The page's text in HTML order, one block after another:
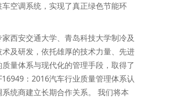
空调系统，实现了真正绿色节能环
西安交通大学、青岛科技大学制冷及
及研发，依托雄厚的技术力量、先进
量体系与现代化的管理手段，取得了
：2016汽车行业质量管理体系认
统商建立长期合作关系。 我们将本